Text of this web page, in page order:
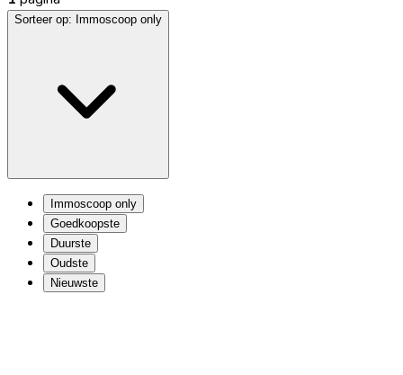
Sorteer op: Immoscoop only
Immoscoop only
Goedkoopste
Duurste
Oudste
Nieuwste